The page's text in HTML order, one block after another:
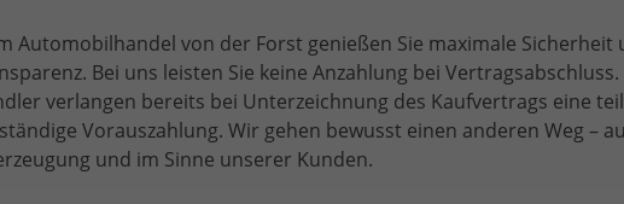
Automobilhandel von der Forst genießen Sie maximale Sicherheit
Bei uns leisten Sie keine Anzahlung bei Vertragsabschluss.
verlangen bereits bei Unterzeichnung des Kaufvertrags eine
Vorauszahlung. Wir gehen bewusst einen anderen Weg –
und im Sinne unserer Kunden.